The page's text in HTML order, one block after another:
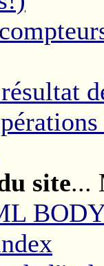
site...